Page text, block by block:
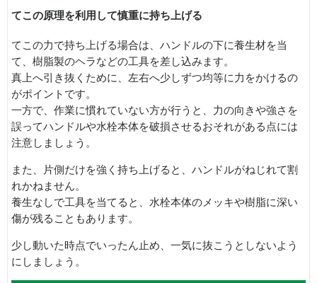
てこの原理を利用して慎重に持ち上げる
てこの力で持ち上げる場合は、ハンドルの下に養生材を当
て、樹脂製のヘラなどの工具を差し込みます。
真上へ引き抜くために、左右へ少しずつ均等に力をかけるの
がポイントです。
一方で、作業に慣れていない方が行うと、力の向きや強さを
誤ってハンドルや水栓本体を破損させるおそれがある点には
注意しましょう。
また、片側だけを強く持ち上げると、ハンドルがねじれて割
れかねません。
養生なしで工具を当てると、水栓本体のメッキや樹脂に深い
傷が残ることもあります。
少し動いた時点でいったん止め、一気に抜こうとしないよう
にしましょう。